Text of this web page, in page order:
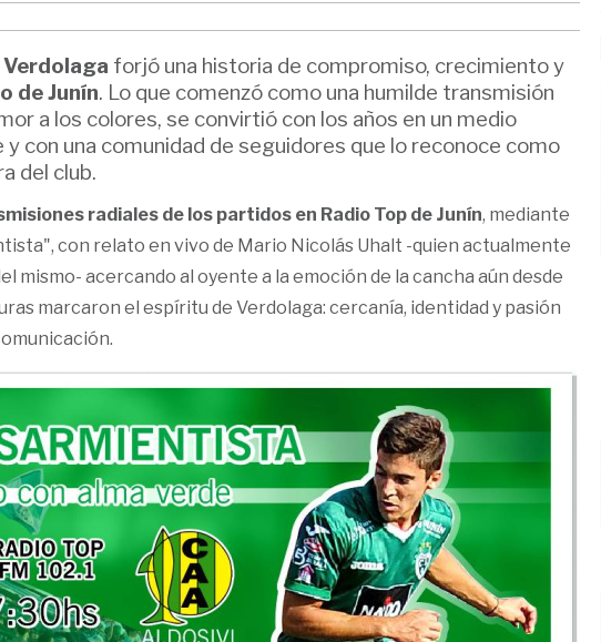
Verdolaga forjó una historia de compromiso, crecimiento y
de Junín. Lo que comenzó como una humilde transmisión
a los colores, se convirtió con los años en un medio
con una comunidad de seguidores que lo reconoce como
del club.
radiales de los partidos en Radio Top de Junín, mediante
con relato en vivo de Mario Nicolás Uhalt -quien actualmente
mismo- acercando al oyente a la emoción de la cancha aún desde
marcaron el espíritu de Verdolaga: cercanía, identidad y pasión